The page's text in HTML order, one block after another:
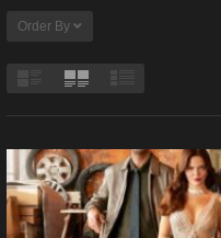
Order By